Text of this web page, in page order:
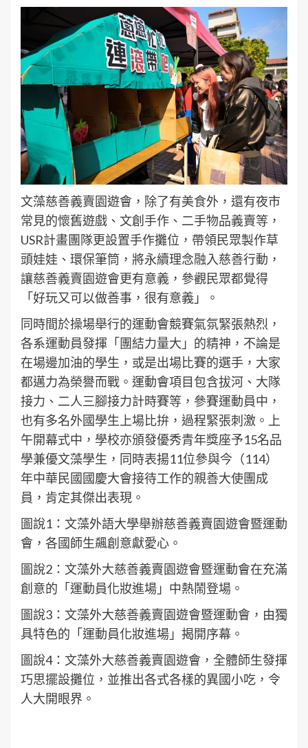
文藻慈善義賣園遊會，除了有美食外，還有夜市
常見的懷舊遊戲、文創手作、二手物品義賣等，
USR計畫團隊更設置手作攤位，帶領民眾製作草
頭娃娃、環保筆筒，將永續理念融入慈善行動，
讓慈善義賣園遊會更有意義，參觀民眾都覺得
「好玩又可以做善事，很有意義」。
同時間於操場舉行的運動會競賽氣氛緊張熱烈，
各系運動員發揮「團結力量大」的精神，不論是
在場邊加油的學生，或是出場比賽的選手，大家
都邁力為榮譽而戰。運動會項目包含拔河、大隊
接力、二人三腳接力計時賽等，參賽運動員中，
也有多名外國學生上場比拚，過程緊張刺激。上
午開幕式中，學校亦頒發優秀青年獎座予15名品
學兼優文藻學生，同時表揚11位參與今（114）
年中華民國國慶大會接待工作的親善大使團成
員，肯定其傑出表現。
圖說1：文藻外語大學舉辦慈善義賣園遊會暨運動
會，各國師生飆創意獻愛心。
圖說2：文藻外大慈善義賣園遊會暨運動會在充滿
創意的「運動員化妝進場」中熱鬧登場。
圖說3：文藻外大慈善義賣園遊會暨運動會，由獨
具特色的「運動員化妝進場」揭開序幕。
圖說4：文藻外大慈善義賣園遊會，全體師生發揮
巧思擺設攤位，並推出各式各樣的異國小吃，令
人大開眼界。